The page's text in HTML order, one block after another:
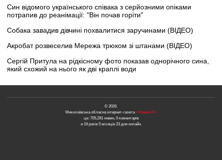
Син відомого українського співака з серйозними опіками
потрапив до реанімації: "Він почав горіти"
Собака завадив дівчині похвалитися заручинами (ВІДЕО)
Акробат розвеселив Мережа трюком зі штанами (ВІДЕО)
Сергій Притула на рідкісному фото показав однорічного сина,
який схожий на нього як дві краплі води
© 2026.
Миколаївська обласна інтернет-газета«Новини N»
це: 705,291 новин, 0 коментарів
и 19 років 5 місяців 23 дня онлайн.